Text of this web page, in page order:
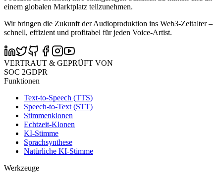
einem globalen Marktplatz teilzunehmen.
Wir bringen die Zukunft der Audioproduktion ins Web3-Zeitalter –
schnell, effizient und profitabel für jeden Voice-Artist.
VERTRAUT & GEPRÜFT VON
SOC 2GDPR
Funktionen
Text-to-Speech (TTS)
Speech-to-Text (STT)
Stimmenklonen
Echtzeit-Klonen
KI-Stimme
Sprachsynthese
Natürliche KI-Stimme
Werkzeuge